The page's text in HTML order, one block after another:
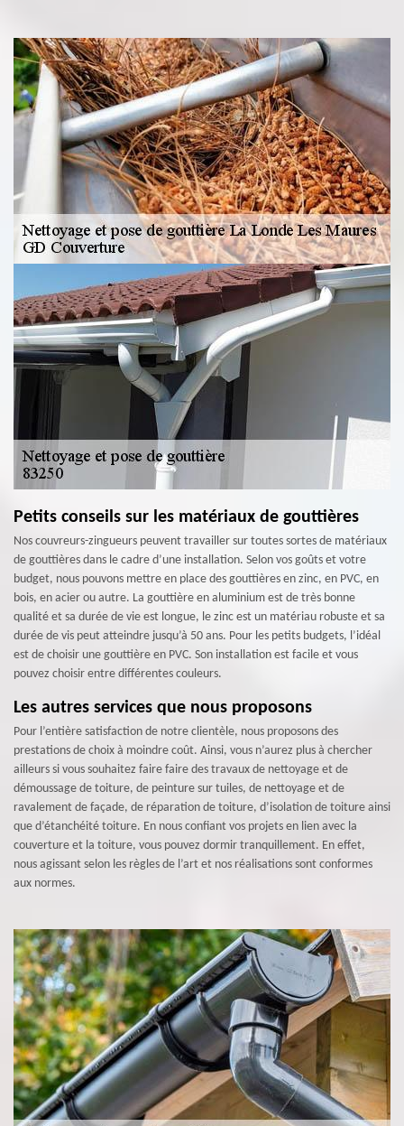
Petits conseils sur les matériaux de gouttières
Nos couvreurs-zingueurs peuvent travailler sur toutes sortes de matériaux
de gouttières dans le cadre d’une installation. Selon vos goûts et votre
budget, nous pouvons mettre en place des gouttières en zinc, en PVC, en
bois, en acier ou autre. La gouttière en aluminium est de très bonne
qualité et sa durée de vie est longue, le zinc est un matériau robuste et sa
durée de vis peut atteindre jusqu’à 50 ans. Pour les petits budgets, l’idéal
est de choisir une gouttière en PVC. Son installation est facile et vous
pouvez choisir entre différentes couleurs.
Les autres services que nous proposons
Pour l’entière satisfaction de notre clientèle, nous proposons des
prestations de choix à moindre coût. Ainsi, vous n’aurez plus à chercher
ailleurs si vous souhaitez faire faire des travaux de nettoyage et de
démoussage de toiture, de peinture sur tuiles, de nettoyage et de
ravalement de façade, de réparation de toiture, d’isolation de toiture ainsi
que d’étanchéité toiture. En nous confiant vos projets en lien avec la
couverture et la toiture, vous pouvez dormir tranquillement. En effet,
nous agissant selon les règles de l’art et nos réalisations sont conformes
aux normes.